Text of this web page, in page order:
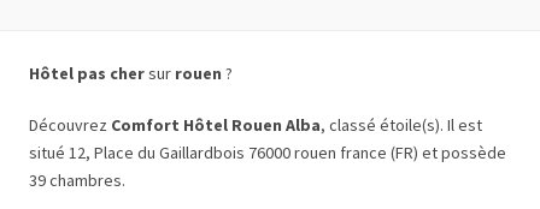
Hôtel pas chersur rouen ?
Découvrez Comfort Hôtel Rouen Alba, classé étoile(s). Il est
situé 12, Place du Gaillardbois 76000 rouen france (FR) et possède
39 chambres.